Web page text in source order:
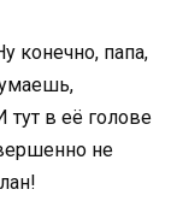
конечно, папа,
тут в её голове
не